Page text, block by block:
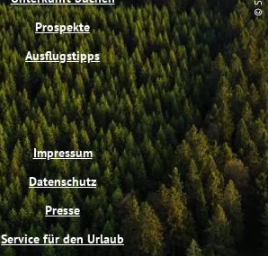
Prospekte
Ausflugstipps
Impressum
Datenschutz
Presse
Service für den Urlaub